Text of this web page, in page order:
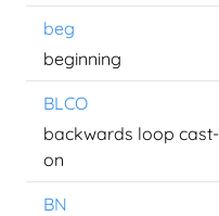
beg
beginning
BLCO
backwards loop cast-
on
BN